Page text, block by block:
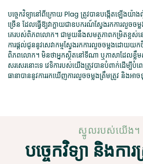
បច្ចេកវិទ្យានៅពីក្រោយ Plag ត្រូវបានបង្កើតឡើងយ៉ាង
ច្រើន ដែលធ្វើឱ្យវាក្លាយជាឧបករណ៍ស្វែងរកការលួច
គេរបស់ពិភពលោក។ ជាមួយនឹងសមត្ថភាពកម្រិតខ្ពស់ន
ការផ្តល់ជូននូវសេវាកម្មស្វែងរកការលួចចម្លងដោយយ
ពិភពលោក។ មិនថាអ្នកស្ថិតនៅទីណា ឬភាសាដែលខ្លឹមស
សរសេរនោះទេ វេទិការបស់យើងត្រូវបានបំពាក់ដើម្បីបំ
ធានាបាននូវការរកឃើញការលួចចម្លងត្រឹមត្រូវ និងអាច
ស្នូលរបស់យើង។
បច្ចេកវិទ្យា និងការ